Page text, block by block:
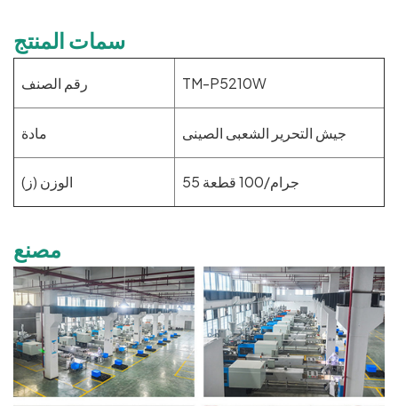
سمات المنتج
رقم الصنف TM-P5210W
مادة جيش التحرير الشعبى الصينى
الوزن (ز) 55 جرام/100 قطعة
مصنع